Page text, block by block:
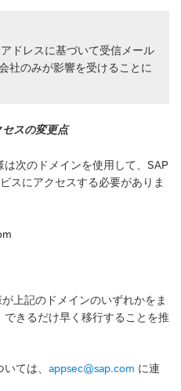
ドレスに基づいて受信メール
社のみが影響を受けることに
スの変更点
は次のドメインを使用して、SAP
スにアクセスする必要がありま
上記のドメインのいずれかをま
きるだけ早く移行することを推
ては、 appsec@sap.com に連